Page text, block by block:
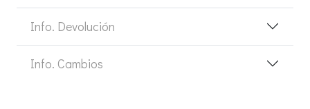
Info. Devolución
Info. Cambios